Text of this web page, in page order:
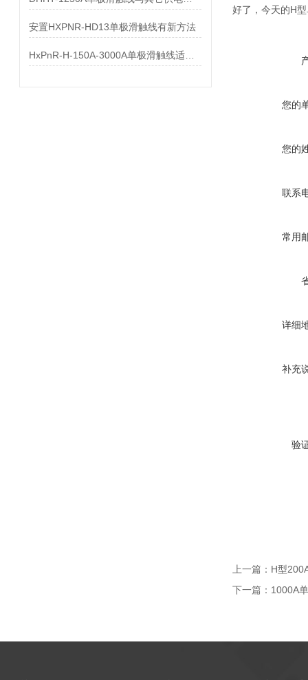
安置HXPNR-HD13单极滑触线有新方法
好了，今天的H型
您的
您的
联系
常用
详细
补充
验
上一篇： H型
下一篇： 1000A